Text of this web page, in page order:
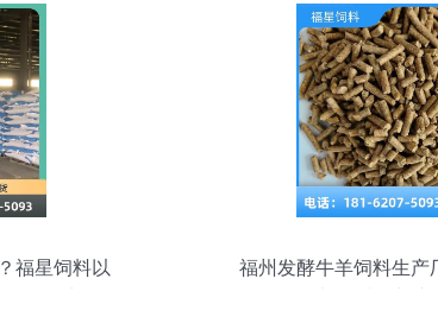
福星饲料以
福州发酵牛羊饲料生产